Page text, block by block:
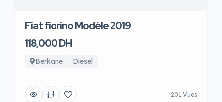
Fiat fiorino Modèle 2019
118,000 DH
Berkane Diesel
201 Vues